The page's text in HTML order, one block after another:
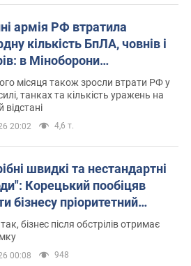
армія РФ втратила
кількість БпЛА, човнів і
в Міноборони
статистику
місяця також зросли втрати РФ у
танках та кількість уражень на
відстані
20:02 4,6 т.
швидкі та нестандартні
Корецький пообіцяв
бізнесу пріоритетний
до наявних складських
бізнес після обстрілів отримає
00:08 948